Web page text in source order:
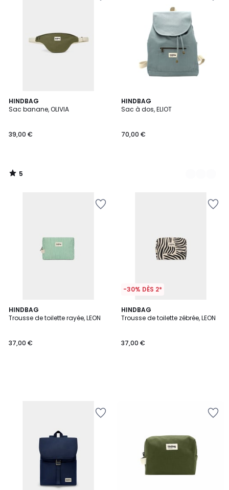
HINDBAG
Sac banane, OLIVIA
39,00 €
5
/
5
/
HINDBAG
Sac à dos, ELIOT
70,00 €
2
Couleurs
HINDBAG
Trousse de toilette rayée, LEON
37,00 €
-30% DÈS 2*
HINDBAG
Trousse de toilette zébrée, LEON
37,00 €